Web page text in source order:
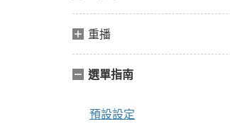
重播
選單指南
預設設定